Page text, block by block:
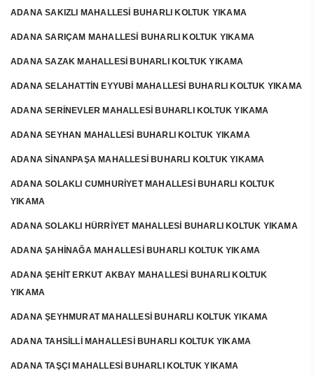
ADANA SAKIZLI MAHALLESİ BUHARLI KOLTUK YIKAMA
ADANA SARIÇAM MAHALLESİ BUHARLI KOLTUK YIKAMA
ADANA SAZAK MAHALLESİ BUHARLI KOLTUK YIKAMA
ADANA SELAHATTİN EYYUBİ MAHALLESİ BUHARLI KOLTUK YIKAMA
ADANA SERİNEVLER MAHALLESİ BUHARLI KOLTUK YIKAMA
ADANA SEYHAN MAHALLESİ BUHARLI KOLTUK YIKAMA
ADANA SİNANPAŞA MAHALLESİ BUHARLI KOLTUK YIKAMA
ADANA SOLAKLI CUMHURİYET MAHALLESİ BUHARLI KOLTUK
YIKAMA
ADANA SOLAKLI HÜRRİYET MAHALLESİ BUHARLI KOLTUK YIKAMA
ADANA ŞAHİNAĞA MAHALLESİ BUHARLI KOLTUK YIKAMA
ADANA ŞEHİT ERKUT AKBAY MAHALLESİ BUHARLI KOLTUK
YIKAMA
ADANA ŞEYHMURAT MAHALLESİ BUHARLI KOLTUK YIKAMA
ADANA TAHSİLLİ MAHALLESİ BUHARLI KOLTUK YIKAMA
ADANA TAŞÇI MAHALLESİ BUHARLI KOLTUK YIKAMA